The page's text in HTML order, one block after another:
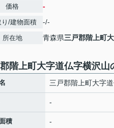
価格 -
り/建物面積 -/-
所在地 青森県三戸郡階上町
階上町大字道仏字横沢山
三戸郡階上町大字
-
積 -